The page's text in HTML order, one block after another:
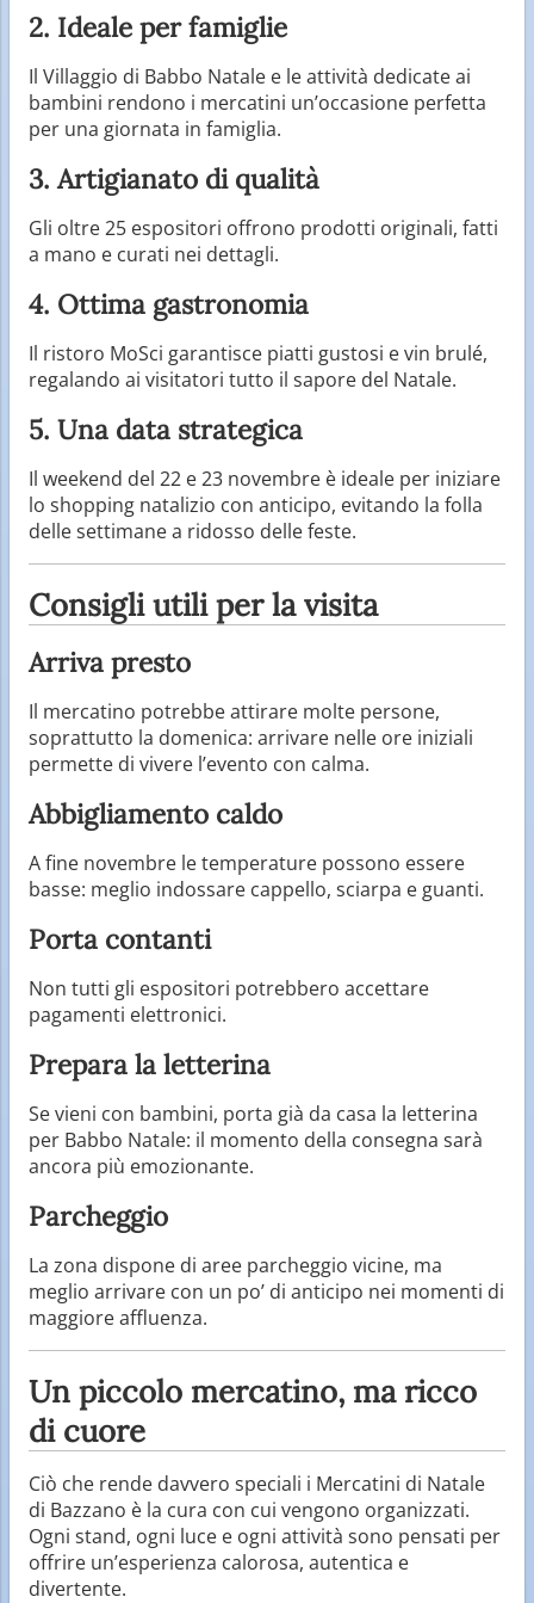
2. Ideale per famiglie
Il Villaggio di Babbo Natale e le attività dedicate ai
bambini rendono i mercatini un’occasione perfetta
per una giornata in famiglia.
3. Artigianato di qualità
Gli oltre 25 espositori offrono prodotti originali, fatti
a mano e curati nei dettagli.
4. Ottima gastronomia
Il ristoro MoSci garantisce piatti gustosi e vin brulé,
regalando ai visitatori tutto il sapore del Natale.
5. Una data strategica
Il weekend del 22 e 23 novembre è ideale per iniziare
lo shopping natalizio con anticipo, evitando la folla
delle settimane a ridosso delle feste.
Consigli utili per la visita
Arriva presto
Il mercatino potrebbe attirare molte persone,
soprattutto la domenica: arrivare nelle ore iniziali
permette di vivere l’evento con calma.
Abbigliamento caldo
A fine novembre le temperature possono essere
basse: meglio indossare cappello, sciarpa e guanti.
Porta contanti
Non tutti gli espositori potrebbero accettare
pagamenti elettronici.
Prepara la letterina
Se vieni con bambini, porta già da casa la letterina
per Babbo Natale: il momento della consegna sarà
ancora più emozionante.
Parcheggio
La zona dispone di aree parcheggio vicine, ma
meglio arrivare con un po’ di anticipo nei momenti di
maggiore affluenza.
Un piccolo mercatino, ma ricco
di cuore
Ciò che rende davvero speciali i Mercatini di Natale
di Bazzano è la cura con cui vengono organizzati.
Ogni stand, ogni luce e ogni attività sono pensati per
offrire un’esperienza calorosa, autentica e
divertente.